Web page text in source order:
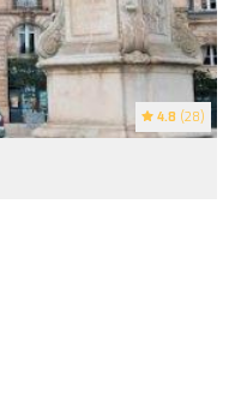
4.8 (28)